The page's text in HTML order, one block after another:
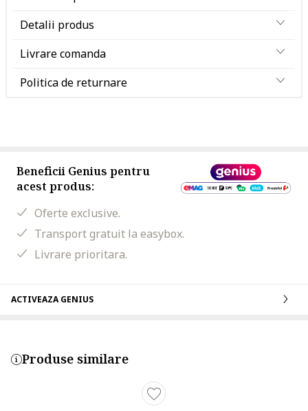
Detalii produs
Livrare comanda
Politica de returnare
Beneficii Genius pentru
acest produs:
Oferte exclusive.
Transport gratuit la easybox.
Livrare prioritara.
ACTIVEAZA GENIUS
Produse similare